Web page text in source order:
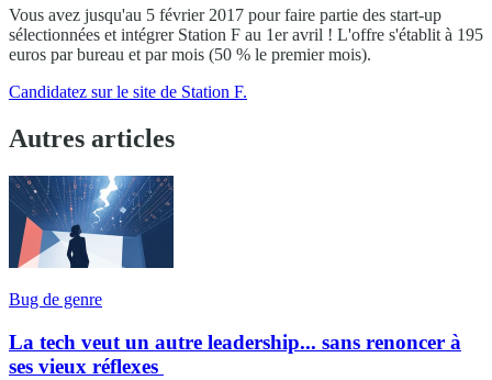
Vous avez jusqu'au 5 février 2017 pour faire partie des start-up
sélectionnées et intégrer Station F au 1er avril ! L'offre s'établit à 195
euros par bureau et par mois (50 % le premier mois).
Candidatez sur le site de Station F.
Autres articles
Bug de genre
La tech veut un autre leadership... sans renoncer à
ses vieux réflexes